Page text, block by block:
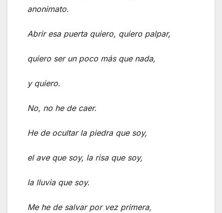
anonimato.
Abrir esa puerta quiero, quiero palpar,
quiero ser un poco más que nada,
y quiero.
No, no he de caer.
He de ocultar la piedra que soy,
el ave que soy, la risa que soy,
la lluvia que soy.
Me he de salvar por vez primera,